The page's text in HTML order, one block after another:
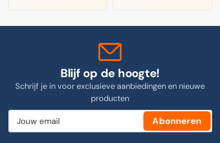
Blijf op de hoogte!
Schrijf je in voor exclusieve aanbiedingen en nieuwe
producten
Jouw
email
Abonneren